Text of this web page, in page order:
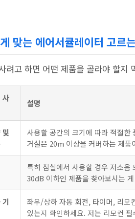
맞는 에어서큘레이터 고르
려고 하면 어떤 제품을 골라야 할지
사
설명
및
사용할 공간의 크기에 따라 적절
거실은 20m 이상을 커버하는 제품
특히 침실에서 사용할 경우 저소음
30dB 이하인 제품을 찾아보시는
기
좌우/상하 자동 회전, 타이머, 리모
있는지 확인하세요. 저는 리모컨